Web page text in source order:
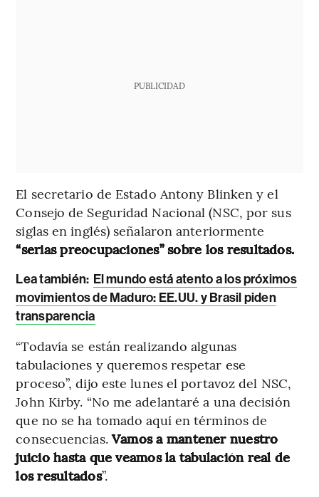
PUBLICIDAD
El secretario de Estado Antony Blinken y el
Consejo de Seguridad Nacional (NSC, por sus
siglas en inglés) señalaron anteriormente
“serias preocupaciones” sobre los resultados.
Lea también: El mundo está atento a los próximos
movimientos de Maduro: EE.UU. y Brasil piden
transparencia
“Todavía se están realizando algunas
tabulaciones y queremos respetar ese
proceso”, dijo este lunes el portavoz del NSC,
John Kirby. “No me adelantaré a una decisión
que no se ha tomado aquí en términos de
consecuencias.Vamos a mantener nuestro
juicio hasta que veamos la tabulación real de
los resultados”.